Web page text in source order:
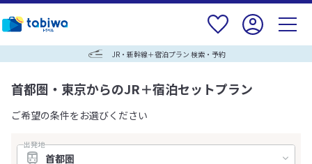
JR・新幹線＋宿泊プラン 検索・予約
首都圏・東京からのJR＋宿泊セットプラン
ご希望の条件をお選びください
出発地